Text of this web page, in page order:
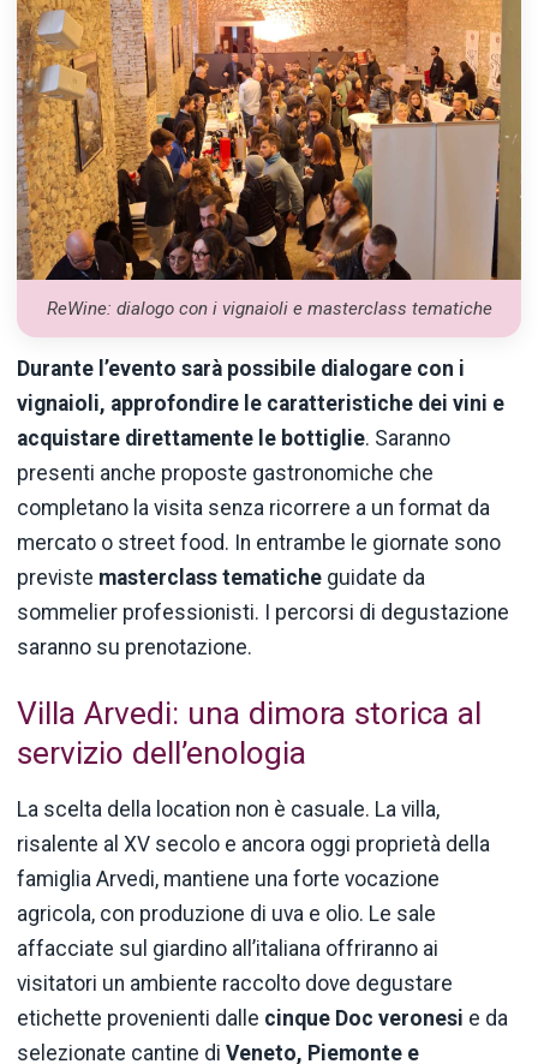
ReWine: dialogo con i vignaioli e masterclass tematiche
Durante l’evento sarà possibile dialogare con i
vignaioli, approfondire le caratteristiche dei vini e
acquistare direttamente le bottiglie. Saranno
presenti anche proposte gastronomiche che
completano la visita senza ricorrere a un format da
mercato o street food. In entrambe le giornate sono
previste masterclass tematiche guidate da
sommelier professionisti. I percorsi di degustazione
saranno su prenotazione.
Villa Arvedi: una dimora storica al
servizio dell’enologia
La scelta della location non è casuale. La villa,
risalente al XV secolo e ancora oggi proprietà della
famiglia Arvedi, mantiene una forte vocazione
agricola, con produzione di uva e olio. Le sale
affacciate sul giardino all’italiana offriranno ai
visitatori un ambiente raccolto dove degustare
etichette provenienti dalle cinque Doc veronesi e da
selezionate cantine di Veneto, Piemonte e